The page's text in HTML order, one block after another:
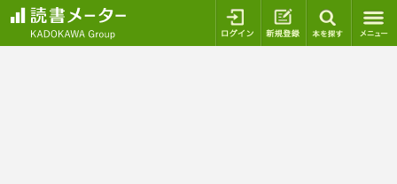
ログイン 新規登録